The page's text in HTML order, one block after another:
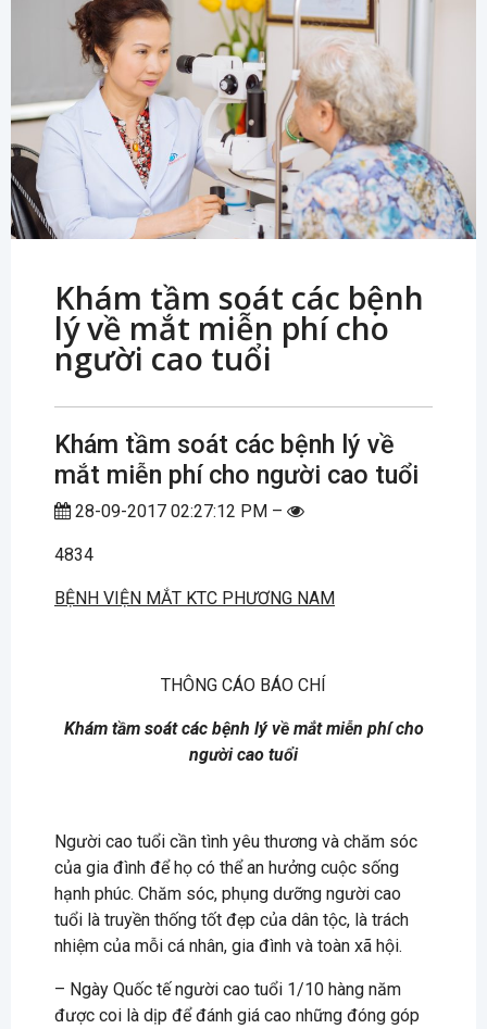
Khám tầm soát các bệnh
lý về mắt miễn phí cho
người cao tuổi
Khám tầm soát các bệnh lý về
mắt miễn phí cho người cao tuổi
28-09-2017 02:27:12 PM –
4834
BỆNH VIỆN MẮT KTC PHƯƠNG NAM
THÔNG CÁO BÁO CHÍ
Khám tầm soát các bệnh lý về mắt miễn phí cho
người cao tuổi
Người cao tuổi cần tình yêu thương và chăm sóc
của gia đình để họ có thể an hưởng cuộc sống
hạnh phúc. Chăm sóc, phụng dưỡng người cao
tuổi là truyền thống tốt đẹp của dân tộc, là trách
nhiệm của mỗi cá nhân, gia đình và toàn xã hội.
– Ngày Quốc tế người cao tuổi 1/10 hàng năm
được coi là dịp để đánh giá cao những đóng góp